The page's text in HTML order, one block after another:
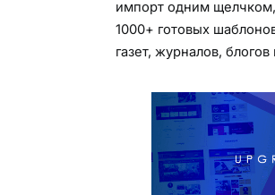
импорт одним
1000+ готовых
газет, журналов,